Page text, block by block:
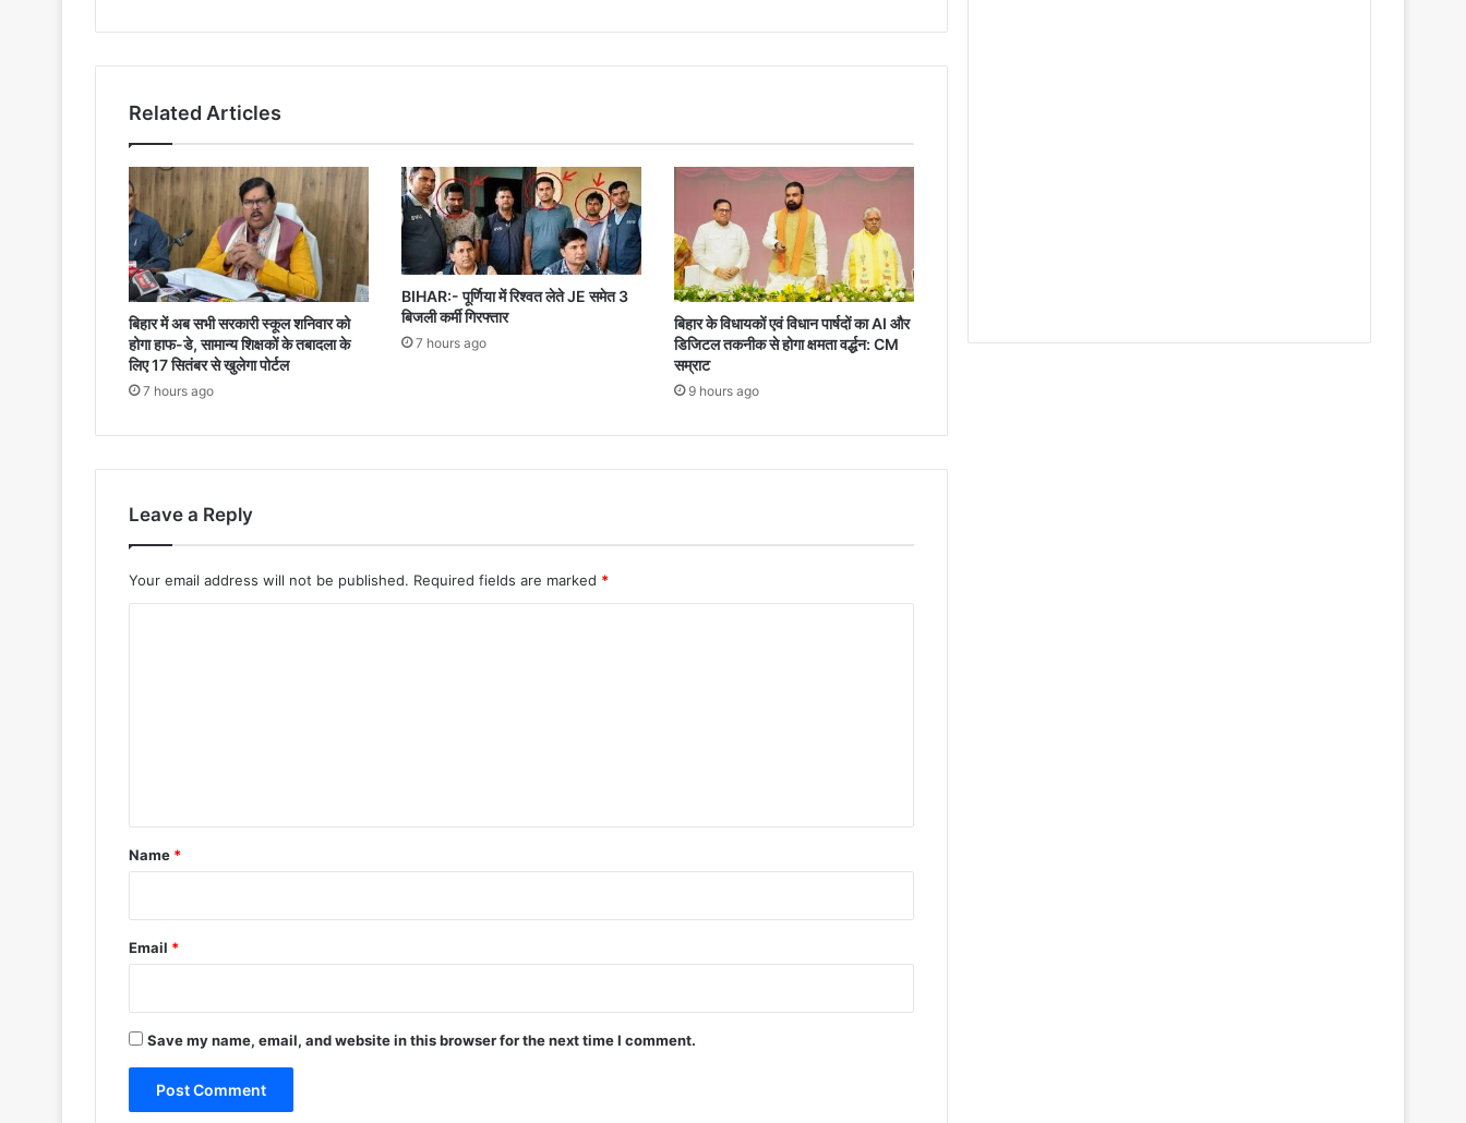
वाली
शुभारंभ
Related Articles
बिहार में अब सभी सरकारी स्कूल शनिवार को
होगा हाफ-डे, सामान्य शिक्षकों के तबादला के
लिए 17 सितंबर से खुलेगा पोर्टल
7 hours ago
BIHAR:- पूर्णिया में रिश्वत लेते JE समेत 3
बिजली कर्मी गिरफ्तार
7 hours ago
बिहार के विधायकों एवं विधान पार्षदों का AI और
डिजिटल तकनीक से होगा क्षमता वर्द्धन: CM
सम्राट
9 hours ago
Leave a Reply
Your email address will not be published. Required fields are marked *
*
Name *
Email *
Save my name, email, and website in this browser for the next time I comment.